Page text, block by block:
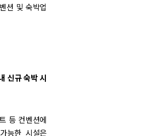
션 및 숙박업
신규 숙박 시
등 컨벤션에
능한 시설은